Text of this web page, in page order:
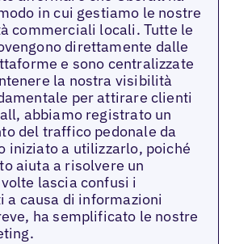
in cui gestiamo le nostre
commerciali locali. Tutte le
direttamente dalle
e sono centralizzate
la nostra visibilità
per attirare clienti
abbiamo registrato un
del traffico pedonale da
iniziato a utilizzarlo, poiché
aiuta a risolvere un
lascia confusi i
a causa di informazioni
ha semplificato le nostre